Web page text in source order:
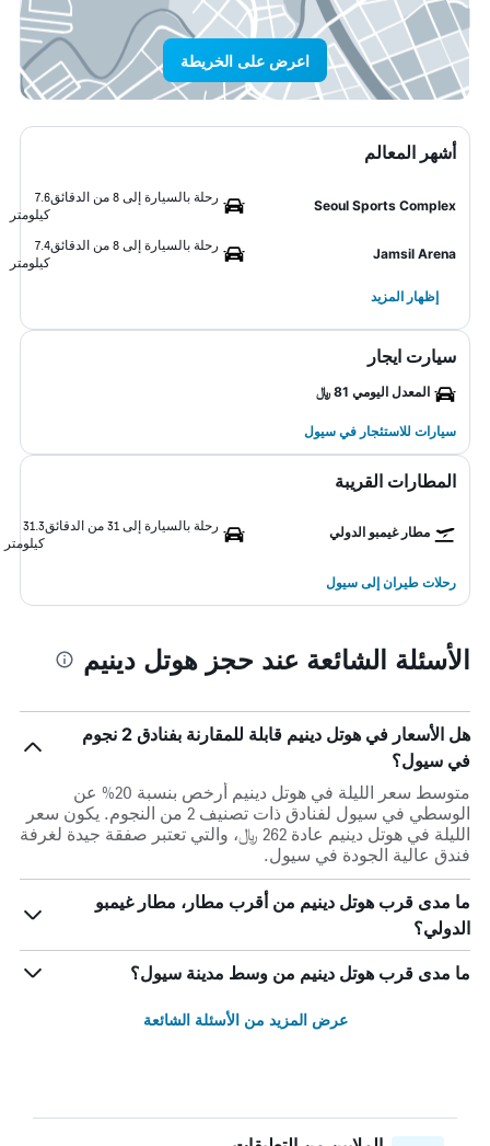
اعرض على الخريطة
أشهر المعالم
Seoul Sports Complex
رحلة بالسيارة إلى 8 من الدقائق
7.6
كيلومتر
Jamsil Arena
رحلة بالسيارة إلى 8 من الدقائق
7.4
كيلومتر
إظهار المزيد
سيارت ايجار
المعدل اليومي 81 ﷼
سيارات للاستئجار في سيول
المطارات القريبة
مطار غيمبو الدولي رحلة بالسيارة إلى 31 من الدقائق
31.3
كيلومتر
رحلات طيران إلى سيول
الأسئلة الشائعة عند حجز هوتل دينيم
هل الأسعار في هوتل دينيم قابلة للمقارنة بفنادق 2 نجوم
في سيول؟
متوسط سعر الليلة في هوتل دينيم أرخص بنسبة 20% عن
الوسطي في سيول لفنادق ذات تصنيف 2 من النجوم. يكون سعر
الليلة في هوتل دينيم عادة 262 ﷼، والتي تعتبر صفقة جيدة لغرفة
فندق عالية الجودة في سيول.
ما مدى قرب هوتل دينيم من أقرب مطار، مطار غيمبو
الدولي؟
ما مدى قرب هوتل دينيم من وسط مدينة سيول؟
عرض المزيد من الأسئلة الشائعة